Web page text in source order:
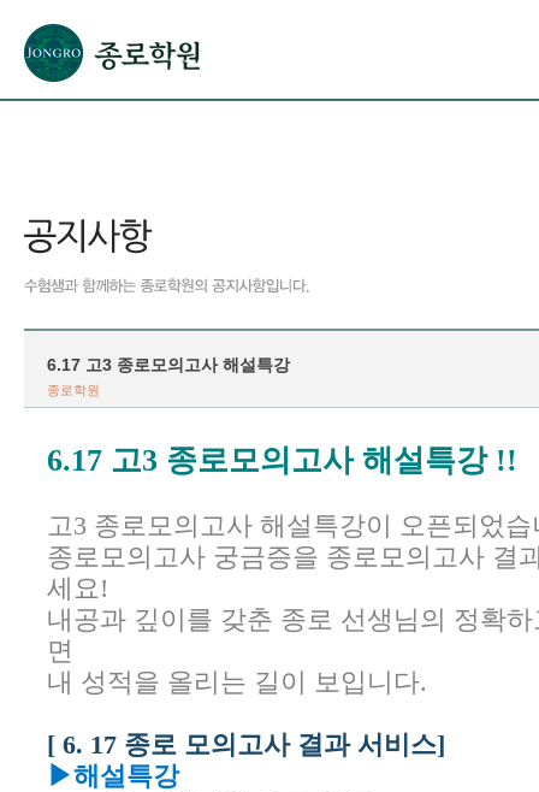
6.17 고3 종로모의고사 해설특강
종로학원
6.17 고3 종로모의고사 해설특강 !!
고3 종로모의고사 해설특강이 오픈되었습
종로모의고사 궁금증을 종로모의고사 결
세요!
내공과 깊이를 갖춘 종로 선생님의 정확
면
내 성적을 올리는 길이 보입니다.
[ 6. 17 종로 모의고사 결과 서비스]
▶해설특강